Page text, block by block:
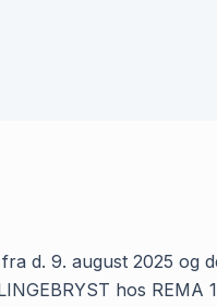
d. 9. august 2025 og
hos REMA